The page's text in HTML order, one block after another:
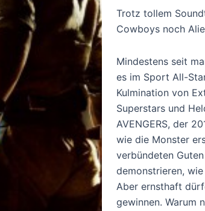
Trotz tollem
Cowboys noch
Mindestens seit
es im Sport All-
Kulmination von
Superstars und
AVENGERS, der
wie die Monster
verbündeten
demonstrieren, wie
Aber ernsthaft
gewinnen. Warum